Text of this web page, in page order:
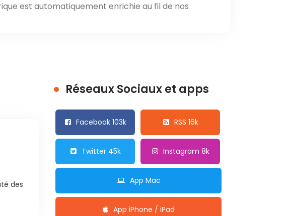
est automatiquement enrichie au fil de nos
des
Réseaux Sociaux et apps
Facebook 103k RSS 16k
Twitter 45k Instagram 8k
App Mac
App iPhone / iPad